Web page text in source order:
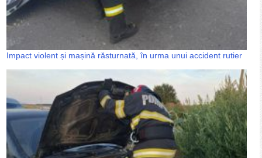
Impact violent și mașină răsturnată, în urma unui accident rutier